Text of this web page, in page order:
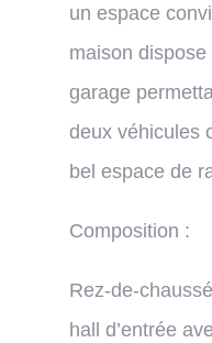
un espace
maison dispose
garage
deux véhicules
bel espace de
Composition :
Rez-de-
hall d’entrée